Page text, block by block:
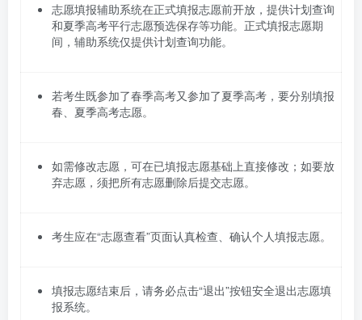
志愿填报辅助系统在正式填报志愿前开放，提供计划查询
和夏季高考平行志愿预选保存等功能。正式填报志愿期
间，辅助系统仅提供计划查询功能。
若考生既参加了春季高考又参加了夏季高考，要分别填报
春、夏季高考志愿。
如需修改志愿，可在已填报志愿基础上直接修改；如要放
弃志愿，须把所有志愿删除后提交志愿。
考生应在“志愿查看”页面认真检查、确认个人填报志愿。
填报志愿结束后，请务必点击“退出”按钮安全退出志愿填
报系统。